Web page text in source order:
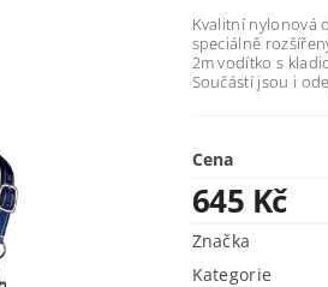
Kvalitní nylonová
speciálně
2m vodítko s
Součástí jsou i
Cena
645 Kč
Značka
Kategorie